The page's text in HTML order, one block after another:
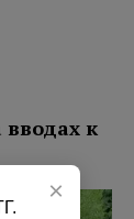
к
×